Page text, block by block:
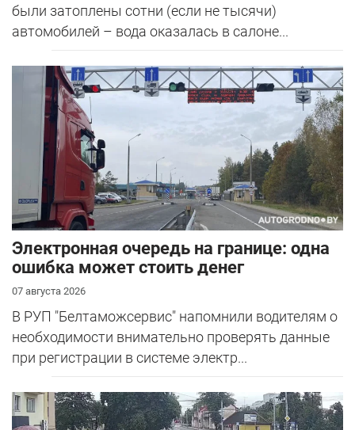
были затоплены сотни (если не тысячи)
автомобилей – вода оказалась в салоне...
Электронная очередь на границе: одна
ошибка может стоить денег
07 августа 2026
В РУП "Белтаможсервис" напомнили водителям о
необходимости внимательно проверять данные
при регистрации в системе электр...